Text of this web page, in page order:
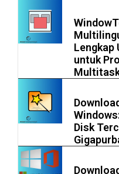
Lengkap
untuk
Disk